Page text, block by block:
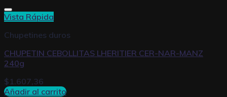
Vista Rápida
Chupetines duros
CHUPETIN CEBOLLITAS LHERITIER CER-NAR-MANZ
240g
$ 1.607,36
Añadir al carrito